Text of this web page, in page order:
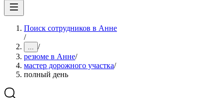
Поиск сотрудников в Анне
/
... /
резюме в Анне/
мастер дорожного участка/
полный день